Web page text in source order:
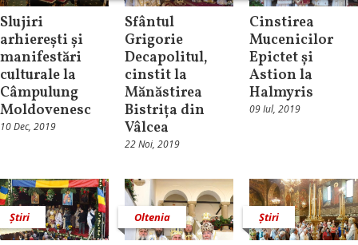
Slujiri
arhierești și
manifestări
culturale la
Câmpulung
Moldovenesc
10 Dec, 2019
Sfântul
Grigorie
Decapolitul,
cinstit la
Mănăstirea
Bistrița din
Vâlcea
22 Noi, 2019
Cinstirea
Mucenicilor
Epictet și
Astion la
Halmyris
09 Iul, 2019
Știri Oltenia Știri